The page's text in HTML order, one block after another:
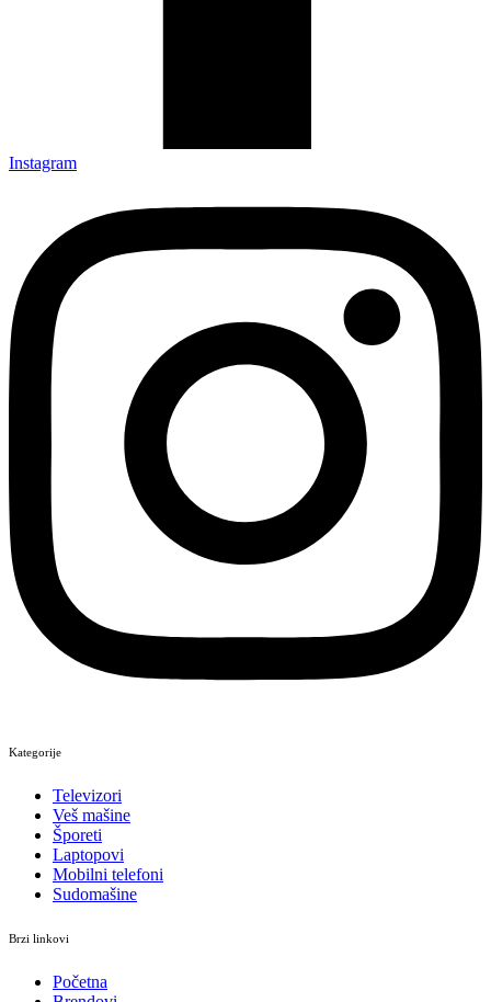
Instagram
Kategorije
Televizori
Veš mašine
Šporeti
Laptopovi
Mobilni telefoni
Sudomašine
Brzi linkovi
Početna